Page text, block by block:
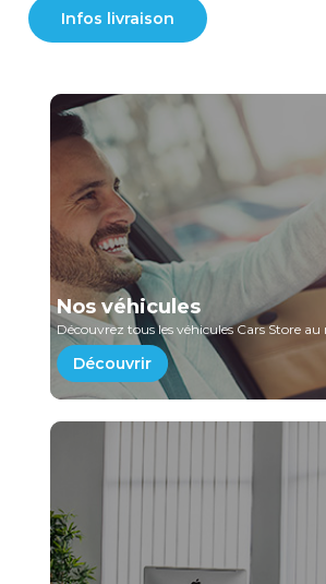
Infos livraison
Nos véhicules
Découvrez tous les véhicules Cars Store
Découvrir